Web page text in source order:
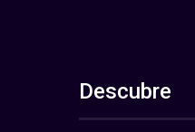
Descubre